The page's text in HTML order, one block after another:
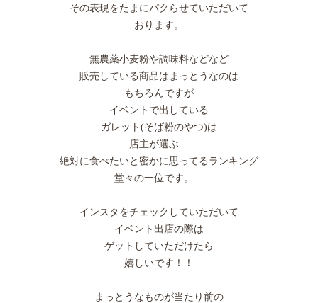
その表現をたまにパクらせていただいて
おります。
無農薬小麦粉や調味料などなど
販売している商品はまっとうなのは
もちろんですが
イベントで出している
ガレット(そば粉のやつ)は
店主が選ぶ
絶対に食べたいと密かに思ってるランキング
堂々の一位です。
インスタをチェックしていただいて
イベント出店の際は
ゲットしていただけたら
嬉しいです！！
まっとうなものが当たり前の